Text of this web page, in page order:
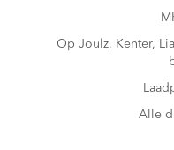
Op Joulz, Kenter,
Alle